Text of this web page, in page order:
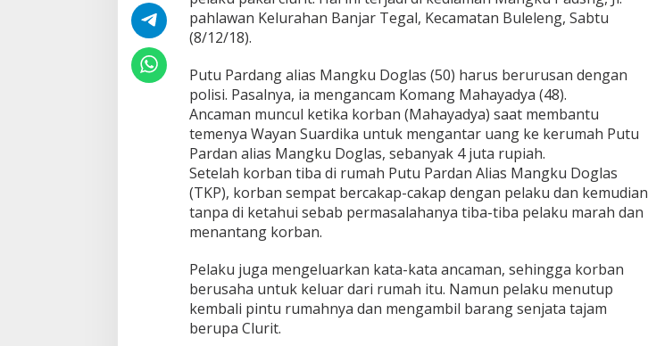
r
b
a
G
a
r
a
-
g
a
r
a
u
t
4
J
u
t
pahlawan Kelurahan Banjar Tegal, Kecamatan Buleleng, Sabtu
(8/12/18).
Putu Pardang alias Mangku Doglas (50) harus berurusan dengan
polisi. Pasalnya, ia mengancam Komang Mahayadya (48).
Ancaman muncul ketika korban (Mahayadya) saat membantu
temenya Wayan Suardika untuk mengantar uang ke kerumah Putu
Pardan alias Mangku Doglas, sebanyak 4 juta rupiah.
Setelah korban tiba di rumah Putu Pardan Alias Mangku Doglas
(TKP), korban sempat bercakap-cakap dengan pelaku dan kemudian
tanpa di ketahui sebab permasalahanya tiba-tiba pelaku marah dan
menantang korban.
Pelaku juga mengeluarkan kata-kata ancaman, sehingga korban
berusaha untuk keluar dari rumah itu. Namun pelaku menutup
kembali pintu rumahnya dan mengambil barang senjata tajam
berupa Clurit.